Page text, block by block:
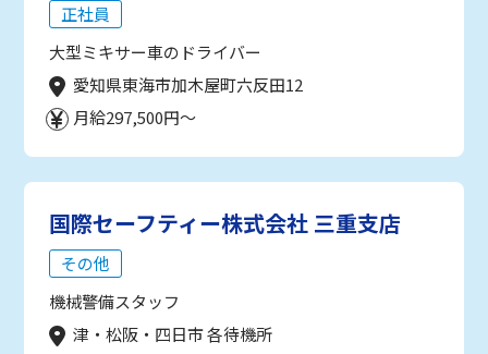
正社員
大型ミキサー車のドライバー
愛知県東海市加木屋町六反田12
月給297,500円～
国際セーフティー株式会社 三重支店
その他
機械警備スタッフ
津・松阪・四日市 各待機所